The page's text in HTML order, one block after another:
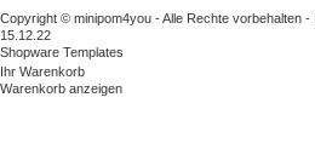
Copyright © minipom4you - Alle Rechte vorbehalten
15.12.22
Shopware Templates
Ihr Warenkorb
Warenkorb anzeigen